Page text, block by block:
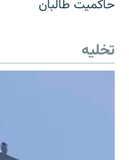
حاکمیت طالبان
تخلیه